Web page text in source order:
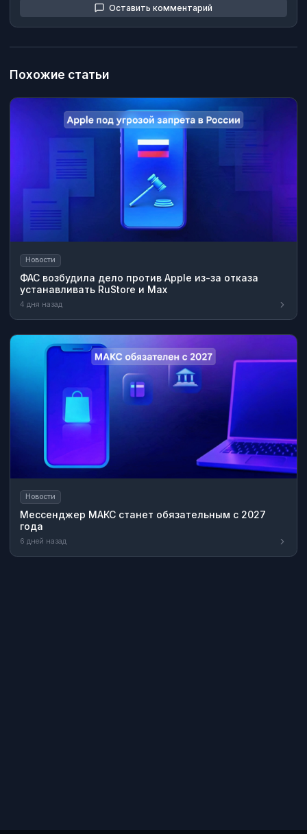
Оставить комментарий
Похожие статьи
Новости
ФАС возбудила дело против Apple из-за отказа
устанавливать RuStore и Max
4 дня назад
Новости
Мессенджер МАКС станет обязательным с 2027
года
6 дней назад